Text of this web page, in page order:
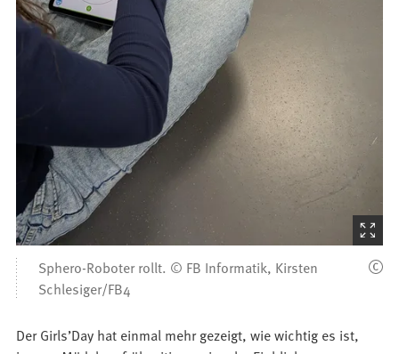
(Startet
den
Sphero-Roboter rollt. © FB Informatik, Kirsten
Schlesiger/FB4
Der Girls’Day hat einmal mehr gezeigt, wie wichtig es ist,